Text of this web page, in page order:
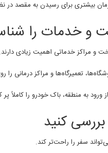
بیشتری برای رسیدن به مقصد در
و خدمات را
و مراکز خدماتی اهمیت زیادی دارند.
تعمیرگاه‌ها و مراکز درمانی
به منطقه، باک خودرو را کاملاً پر
بررسی کنید
سفر را راحت‌تر کند.